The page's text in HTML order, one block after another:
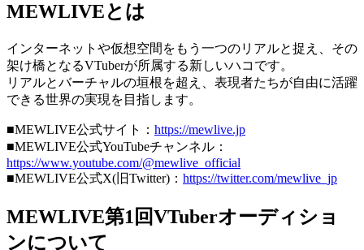
MEWLIVEとは
インターネットや仮想空間をもう一つのリアルと捉え、その
架け橋となるVTuberが所属する新しいハコです。
リアルとバーチャルの垣根を超え、表現者たちが自由に活躍
できる世界の実現を目指します。
■MEWLIVE公式サイト： https://mewlive.jp
■MEWLIVE公式YouTubeチャンネル：
https://www.youtube.com/@mewlive_official
■MEWLIVE公式X(旧Twitter)： https://twitter.com/mewlive_jp
MEWLIVE第1回VTuberオーディショ
ンについて